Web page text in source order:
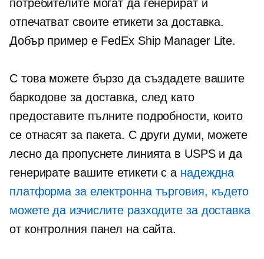
потребителите могат да генерират и
отпечатват своите етикети за доставка.
Добър пример е FedEx Ship Manager Lite.
С това можете бързо да създадете вашите
баркодове за доставка, след като
предоставите пълните подробности, които
се отнасят за пакета. С други думи, можете
лесно да пропуснете линията в USPS и да
генерирате вашите етикети с a надеждна
платформа за електронна търговия, където
можете да изчислите разходите за доставка
от контролния панел на сайта.